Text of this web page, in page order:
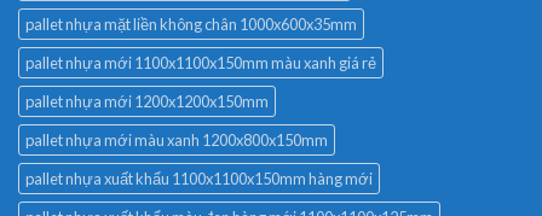
pallet nhựa mặt liền không chân 1000x600x35mm
pallet nhựa mới 1100x1100x150mm màu xanh giá rẻ
pallet nhựa mới 1200x1200x150mm
pallet nhựa mới màu xanh 1200x800x150mm
pallet nhựa xuất khẩu 1100x1100x150mm hàng mới